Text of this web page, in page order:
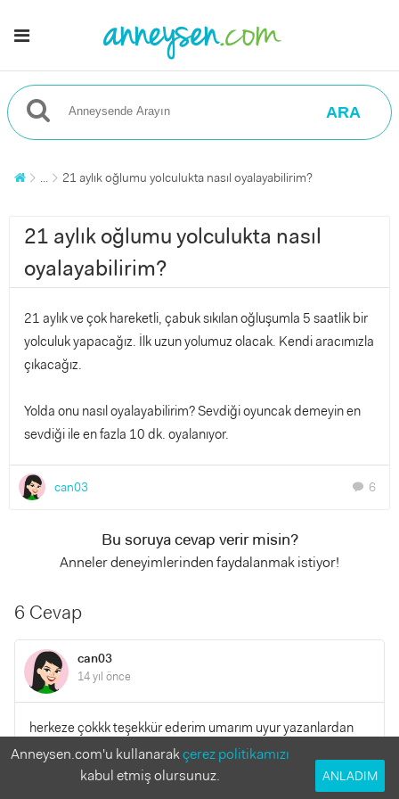
ARA
... 21 aylık oğlumu yolculukta nasıl oyalayabilirim?
21 aylık oğlumu yolculukta nasıl
oyalayabilirim?
21 aylık ve çok hareketli, çabuk sıkılan oğluşumla 5 saatlik bir
yolculuk yapacağız. İlk uzun yolumuz olacak. Kendi aracımızla
çıkacağız.
Yolda onu nasıl oyalayabilirim? Sevdiği oyuncak demeyin en
sevdiği ile en fazla 10 dk. oyalanıyor.
can03 chat 6
Bu soruya cevap verir misin?
Anneler deneyimlerinden faydalanmak istiyor!
6 Cevap
can03
14 yıl önce
herkeze çokkk teşekkür ederim umarım uyur yazanlardan
sonra gece yolculuğu yapmaya karar verdik :)çok
standartları olan bir çocuk olduğu için korkuyorum ayrıca
Anneysen.com'u kullanarakçerez politikamızı
kabul etmiş olursunuz.
ANLADIM